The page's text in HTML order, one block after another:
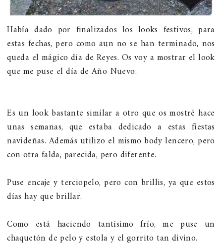
Había dado por finalizados los looks festivos, para
estas fechas, pero como aun no se han terminado, nos
queda el mágico día de Reyes. Os voy a mostrar el look
que me puse el día de Año Nuevo.
Es un look bastante similar a otro que os mostré hace
unas semanas, que estaba dedicado a estas fiestas
navideñas. Además utilizo el mismo body lencero, pero
con otra falda, parecida, pero diferente.
Puse encaje y terciopelo, pero con brillis, ya que estos
días hay que brillar.
Como está haciendo tantísimo frío, me puse un
chaquetón de pelo y estola y el gorrito tan divino.